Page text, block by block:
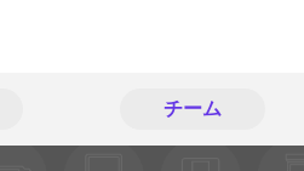
チーム